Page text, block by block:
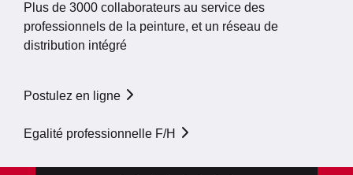
Plus de 3000 collaborateurs au service des
professionnels de la peinture, et un réseau de
distribution intégré
Postulez en ligne
Egalité professionnelle F/H